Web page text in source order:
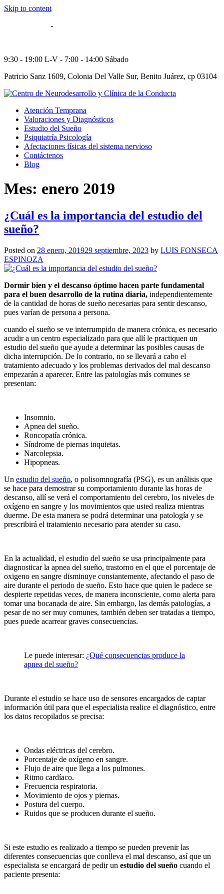
Skip to content
-
9:30 - 19:00 L-V - 7:00 - 14:00 Sábado
Patricio Sanz 1609, Colonia Del Valle Sur, Benito Juárez, cp 03104
Atención Temprana
Valoraciones y Diagnósticos
Estudio del Sueño
Psiquiatría Psicología
Afectaciones físicas del sistema nervioso
Contáctenos
Blog
Mes: enero 2019
¿Cuál es la importancia del estudio del
sueño?
Posted on 28 enero, 201929 septiembre, 2023 by LUIS FONSECA
ESPINOZA
Dormir bien y el descanso óptimo hacen parte fundamental
para el buen desarrollo de la rutina diaria, independientemente
de la cantidad de horas de sueño necesarias para sentir descanso,
pues varían de persona a persona.
cuando el sueño se ve interrumpido de manera crónica, es necesario
acudir a un centro especializado para que allí le practiquen un
estudio del sueño que ayude a determinar las posibles causas de
dicha interrupción. De lo contrario, no se llevará a cabo el
tratamiento adecuado y los problemas derivados del mal descanso
empezarán a aparecer. Entre las patologías más comunes se
presentan:
Insomnio.
Apnea del sueño.
Roncopatía crónica.
Síndrome de piernas inquietas.
Narcolepsia.
Hipopneas.
Un estudio del sueño, o polisomnografía (PSG), es un análisis que
se hace para demostrar su comportamiento durante las horas de
descanso, allí se verá el comportamiento del cerebro, los niveles de
oxígeno en sangre y los movimientos que usted realiza mientras
duerme. De esta manera se podrá determinar una patología y se
prescribirá el tratamiento necesario para atender su caso.
En la actualidad, el estudio del sueño se usa principalmente para
diagnosticar la apnea del sueño, trastorno en el que el porcentaje de
oxigeno en sangre disminuye constantemente, afectando el paso de
aire durante el periodo de sueño. Esto hace que quien le padece se
despierte repetidas veces, de manera inconsciente, como alerta para
tomar una bocanada de aire. Sin embargo, las demás patologías, a
pesar de no ser muy comunes, también deben ser tratadas a tiempo,
pues puede acarrear graves consecuencias.
Le puede interesar: ¿Qué consecuencias produce la
apnea del sueño?
Durante el estudio se hace uso de sensores encargados de captar
información útil para que el especialista realice el diagnóstico, entre
los datos recopilados se precisa:
Ondas eléctricas del cerebro.
Porcentaje de oxígeno en sangre.
Flujo de aire que llega a los pulmones.
Ritmo cardíaco.
Frecuencia respiratoria.
Movimiento de ojos y piernas.
Postura del cuerpo.
Ruidos que se producen durante el sueño.
Si este estudio es realizado a tiempo se pueden prevenir las
diferentes consecuencias que conlleva el mal descanso, así que un
especialista se encargará de pedir un estudio del sueño cuando el
paciente presenta: